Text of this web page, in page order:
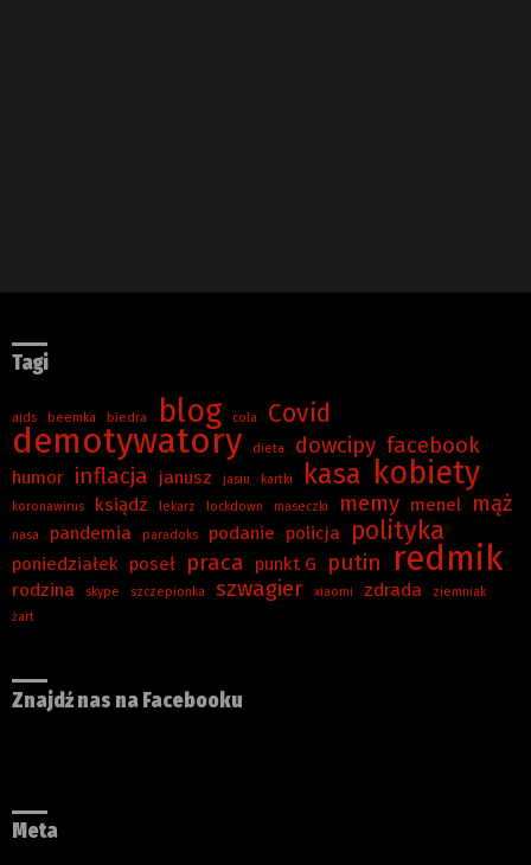
Tagi
aids beemka biedra blog cola Covid
demotywatory dieta dowcipy facebook
humor inflacja janusz jasiu kartki kasa kobiety
koronawirus ksiądz lekarz lockdown maseczki memy menel mąż
nasa pandemia paradoks podanie policja polityka
poniedziałek poseł praca punkt G putin redmik
rodzina skype szczepionka szwagier xiaomi zdrada
ziemniak
żart
Znajdź nas na Facebooku
Meta